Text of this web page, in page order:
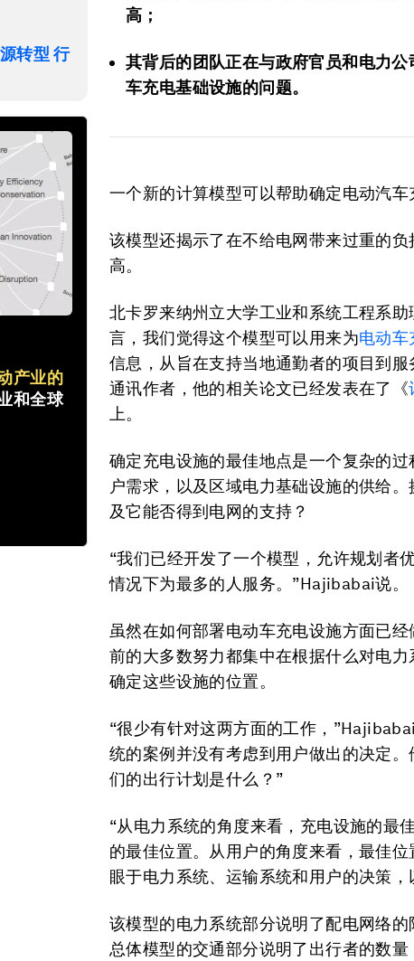
转型 行
产业的
和全球
高；
其背后的团队正在与政府官员和电力
车充电基础设施的问题。
一个新的计算模型可以帮助确定电动汽车
该模型还揭示了在不给电网带来过重的
高。
北卡罗来纳州立大学工业和系统工程系
言，我们觉得这个模型可以用来为电动车
信息，从旨在支持当地通勤者的项目到
通讯作者，他的相关论文已经发表在了《
上。
确定充电设施的最佳地点是一个复杂的
户需求，以及区域电力基础设施的供给
及它能否得到电网的支持？
“我们已经开发了一个模型，允许规划者
情况下为最多的人服务。”Hajibabai说。
虽然在如何部署电动车充电设施方面已
前的大多数努力都集中在根据什么对电
确定这些设施的位置。
“很少有针对这两方面的工作，
统的案例并没有考虑到用户做出的决定
们的出行计划是什么？”
“从电力系统的角度来看，充电设施的最
的最佳位置。从用户的角度来看，最佳
眼于电力系统、运输系统和用户的决策
该模型的电力系统部分说明了配电网络
总体模型的交通部分说明了出行者的数